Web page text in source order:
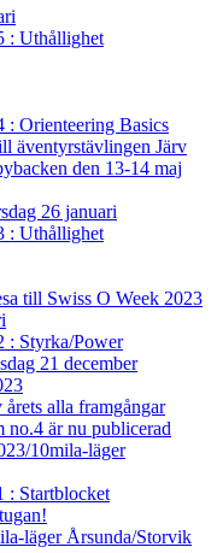
: Uthållighet
Orienteering Basics
äventyrstävlingen Järv
den 13-14 maj
26 januari
: Uthållighet
till Swiss O Week 2023
: Styrka/Power
21 december
alla framgångar
no.4 är nu publicerad
10mila-läger
: Startblocket
läger Årsunda/Storvik